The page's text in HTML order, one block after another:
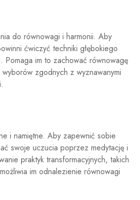
do równowagi i harmonii. Aby
ćwiczyć techniki głębokiego
Pomaga im to zachować równowagę
zgodnych z wyznawanymi
i namiętne. Aby zapewnić sobie
swoje uczucia poprzez medytację i
praktyk transformacyjnych, takich
im odnalezienie równowagi